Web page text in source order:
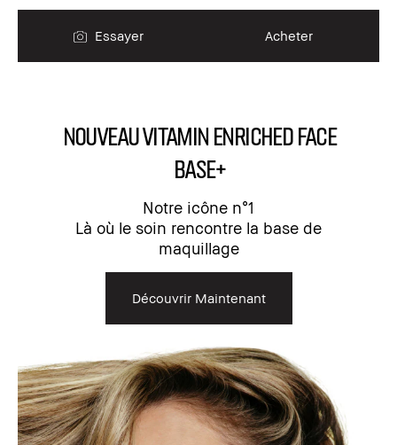
Essayer Acheter
NOUVEAU Vitamin Enriched Face
Base+
Notre icône n°1
Là où le soin rencontre la base de
maquillage
Découvrir Maintenant